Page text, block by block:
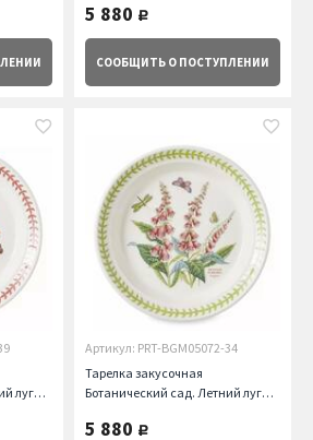
5 880 руб.
СООБЩИТЬ О ПОСТУПЛЕНИИ
луг
Артикул: PRT-BGM05072-34
Тарелка закусочная
Ботанический сад. Летний луг
5 880 руб.